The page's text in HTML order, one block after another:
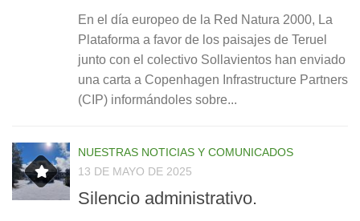
En el día europeo de la Red Natura 2000, La
Plataforma a favor de los paisajes de Teruel
junto con el colectivo Sollavientos han enviado
una carta a Copenhagen Infrastructure Partners
(CIP) informándoles sobre...
NUESTRAS NOTICIAS Y COMUNICADOS
13 DE MAYO DE 2025
Silencio administrativo.